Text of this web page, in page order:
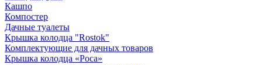
Кашпо
Компостер
Дачные туалеты
Крышка колодца "Rostok"
Комплектующие для дачных товаров
Крышка колодца «Роса»